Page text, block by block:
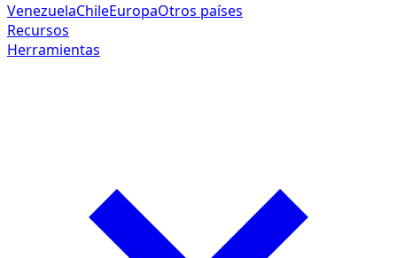
VenezuelaChileEuropaOtros países
Recursos
Herramientas